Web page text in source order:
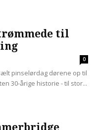
til
0
pinselørdag dørene op til
30-årige historie - til stor...